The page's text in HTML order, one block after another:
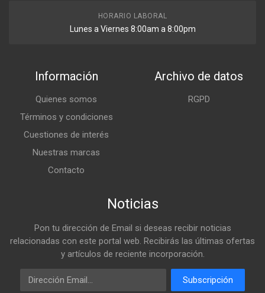
HORARIO LABORAL
Lunes a Viernes 8:00am a 8:00pm
Información
Quienes somos
Términos y condiciones
Cuestiones de interés
Nuestras marcas
Contacto
Archivo de datos
RGPD
Noticias
Pon tu dirección de Email si deseas recibir noticias
relacionadas con este portal web. Recibirás las últimas ofertas
y artículos de reciente incorporación.
Email
Subscripción